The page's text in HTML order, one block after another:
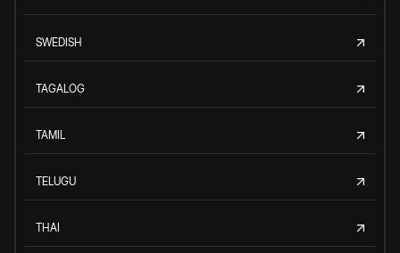
SWEDISH
TAGALOG
TAMIL
TELUGU
THAI